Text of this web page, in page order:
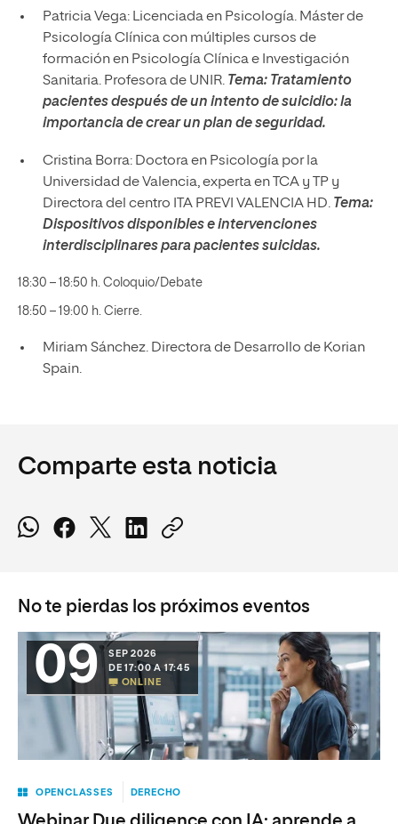
Patricia Vega: Licenciada en Psicología. Máster de
Psicología Clínica con múltiples cursos de
formación en Psicología Clínica e Investigación
Sanitaria. Profesora de UNIR. Tema: Tratamiento
pacientes después de un intento de suicidio: la
importancia de crear un plan de seguridad.
Cristina Borra: Doctora en Psicología por la
Universidad de Valencia, experta en TCA y TP y
Directora del centro ITA PREVI VALENCIA HD. Tema:
Dispositivos disponibles e intervenciones
interdisciplinares para pacientes suicidas.
18:30 – 18:50 h. Coloquio/Debate
18:50 – 19:00 h. Cierre.
Miriam Sánchez. Directora de Desarrollo de Korian
Spain.
Comparte esta noticia
No te pierdas los próximos eventos
09
SEP 2026
DE 17:00 A 17:45
ONLINE
OPENCLASSES DERECHO